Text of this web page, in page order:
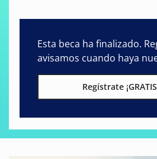
Esta beca ha finalizado.
avisamos cuando haya
Regístrate